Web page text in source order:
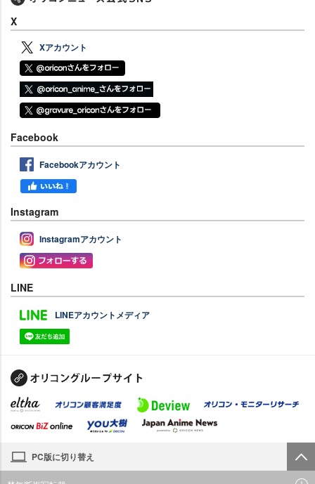
X
Xアカウント
Facebook
Facebookアカウント
Instagram
Instagramアカウント
LINE
LINEアカウントメディア
PC版に切り替え